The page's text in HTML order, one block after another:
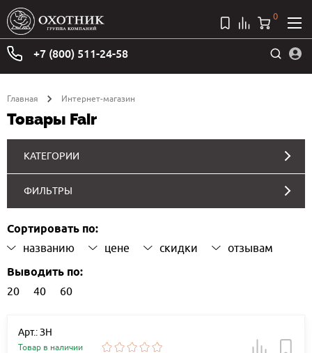
+7 (800) 511-24-58
0
Главная Интернет-магазин
Товары Fair
КАТЕГОРИИ
ФИЛЬТРЫ
Сортировать по:
названию цене скидки отзывам
Выводить по:
20 40 60
Арт.: ЗН
Товар в наличии